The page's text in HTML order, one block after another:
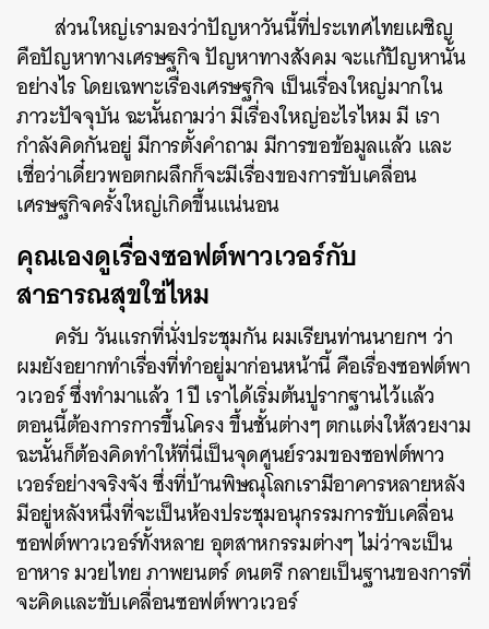
ส่วนใหญ่เรามองว่าปัญหาวันนี้ที่ประเทศไทยเผชิญ
คือปัญหาทางเศรษฐกิจ ปัญหาทางสังคม จะแก้ปัญหานั้น
อย่างไร โดยเฉพาะเรื่องเศรษฐกิจ เป็นเรื่องใหญ่มากใน
ภาวะปัจจุบัน ฉะนั้นถามว่า มีเรื่องใหญ่อะไรไหม มี เรา
กำลังคิดกันอยู่ มีการตั้งคำถาม มีการขอข้อมูลแล้ว และ
เชื่อว่าเดี๋ยวพอตกผลึกก็จะมีเรื่องของการขับเคลื่อน
เศรษฐกิจครั้งใหญ่เกิดขึ้นแน่นอน
คุณเองดูเรื่องซอฟต์พาวเวอร์กับ
สาธารณสุขใช่ไหม
ครับ วันแรกที่นั่งประชุมกัน ผมเรียนท่านนายกฯ ว่า
ผมยังอยากทำเรื่องที่ทำอยู่มาก่อนหน้านี้ คือเรื่องซอฟต์พา
วเวอร์ ซึ่งทำมาแล้ว 1 ปี เราได้เริ่มต้นปูรากฐานไว้แล้ว
ตอนนี้ต้องการการขึ้นโครง ขึ้นชั้นต่างๆ ตกแต่งให้สวยงาม
ฉะนั้นก็ต้องคิดทำให้ที่นี่เป็นจุดศูนย์รวมของซอฟต์พาว
เวอร์อย่างจริงจัง ซึ่งที่บ้านพิษณุโลกเรามีอาคารหลายหลัง
มีอยู่หลังหนึ่งที่จะเป็นห้องประชุมอนุกรรมการขับเคลื่อน
ซอฟต์พาวเวอร์ทั้งหลาย อุตสาหกรรมต่างๆ ไม่ว่าจะเป็น
อาหาร มวยไทย ภาพยนตร์ ดนตรี กลายเป็นฐานของการที่
จะคิดและขับเคลื่อนซอฟต์พาวเวอร์